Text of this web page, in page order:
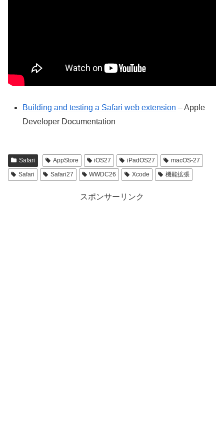
Building and testing a Safari web extension – Apple
Developer Documentation
Safari AppStore iOS27 iPadOS27
macOS-27
Safari
Safari27 WWDC26 Xcode 機能拡張
スポンサーリンク